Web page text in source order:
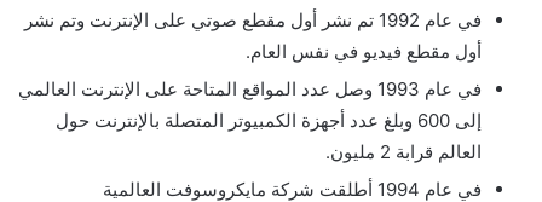
في عام 1992 تم نشر أول مقطع صوتي على الإنترنت وتم نشر
أول مقطع فيديو في نفس العام.
في عام 1993 وصل عدد المواقع المتاحة على الإنترنت العالمي
إلى 600 وبلغ عدد أجهزة الكمبيوتر المتصلة بالإنترنت حول
العالم قرابة 2 مليون.
في عام 1994 أطلقت شركة مايكروسوفت العالمية